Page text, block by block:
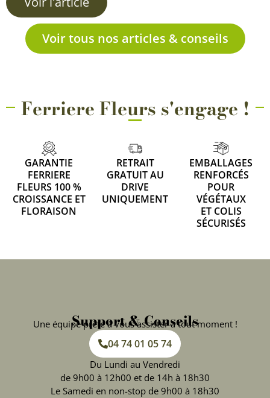
Voir tous nos articles & conseils
Ferriere Fleurs s'engage !
GARANTIE
FERRIERE
FLEURS 100 %
CROISSANCE ET
FLORAISON
RETRAIT
GRATUIT AU
DRIVE
UNIQUEMENT
EMBALLAGES
RENFORCÉS
POUR
VÉGÉTAUX
ET COLIS
SÉCURISÉS
Support & Conseils
Une équipe prête à vous assister à tout moment !
04 74 01 05 74
Du Lundi au Vendredi
de 9h00 à 12h00 et de 14h à 18h30
Le Samedi en non-stop de 9h00 à 18h30